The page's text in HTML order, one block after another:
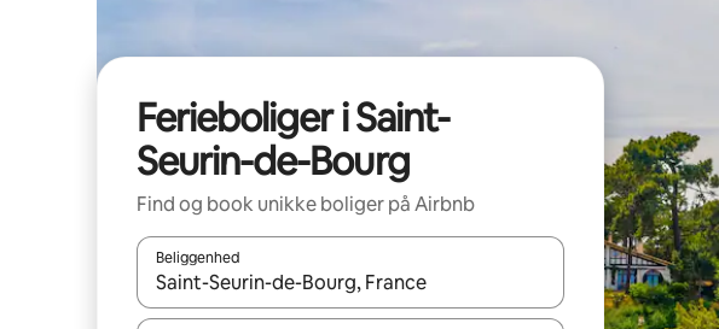
Ferieboliger i Saint-
Seurin-de-Bourg
Find og book unikke boliger på Airbnb
Beliggenhed
Når resultaterne er tilgængelige, skal du navigere med piletasterne op